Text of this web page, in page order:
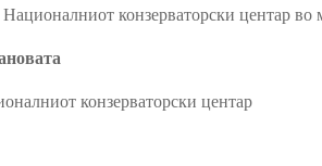
конзерваторски центар
конзерваторски центар